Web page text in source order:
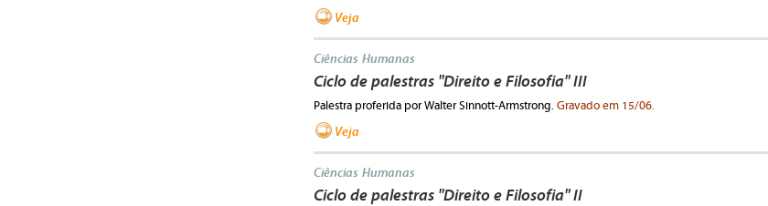
Veja
Ciências Humanas
Ciclo de palestras "Direito e Filosofia" III
Palestra proferida por Walter Sinnott-Armstrong. Gravado em 15/06.
Veja
Ciências Humanas
Ciclo de palestras "Direito e Filosofia" II